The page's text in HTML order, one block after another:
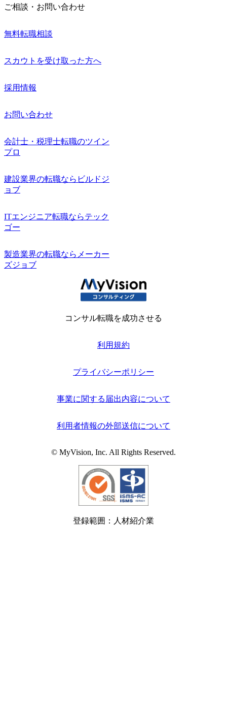
ご相談・お問い合わせ
無料転職相談
スカウトを受け取った方へ
採用情報
お問い合わせ
会計士・税理士転職のツイン
プロ
建設業界の転職ならビルドジ
ョブ
ITエンジニア転職ならテック
ゴー
製造業界の転職ならメーカー
ズジョブ
コンサル転職を成功させる
利用規約
プライバシーポリシー
事業に関する届出内容について
利用者情報の外部送信について
© MyVision, Inc. All Rights Reserved.
登録範囲：人材紹介業